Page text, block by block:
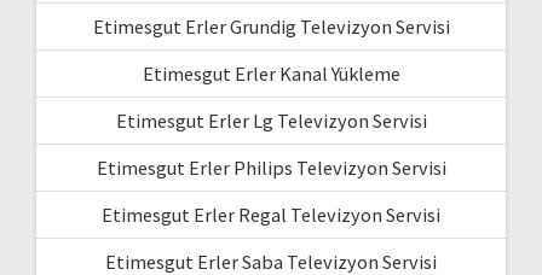
Etimesgut Erler Grundig Televizyon Servisi
Etimesgut Erler Kanal Yükleme
Etimesgut Erler Lg Televizyon Servisi
Etimesgut Erler Philips Televizyon Servisi
Etimesgut Erler Regal Televizyon Servisi
Etimesgut Erler Saba Televizyon Servisi